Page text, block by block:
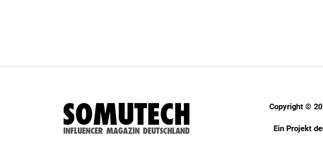
Copyright ©
Ein Projekt